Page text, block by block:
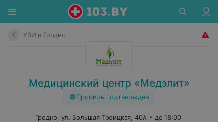
УЗИ в Гродно
Медицинский центр «Медэлит»
Профиль подтвержден
Гродно, ул. Большая Троицкая, 40А
до 18:00